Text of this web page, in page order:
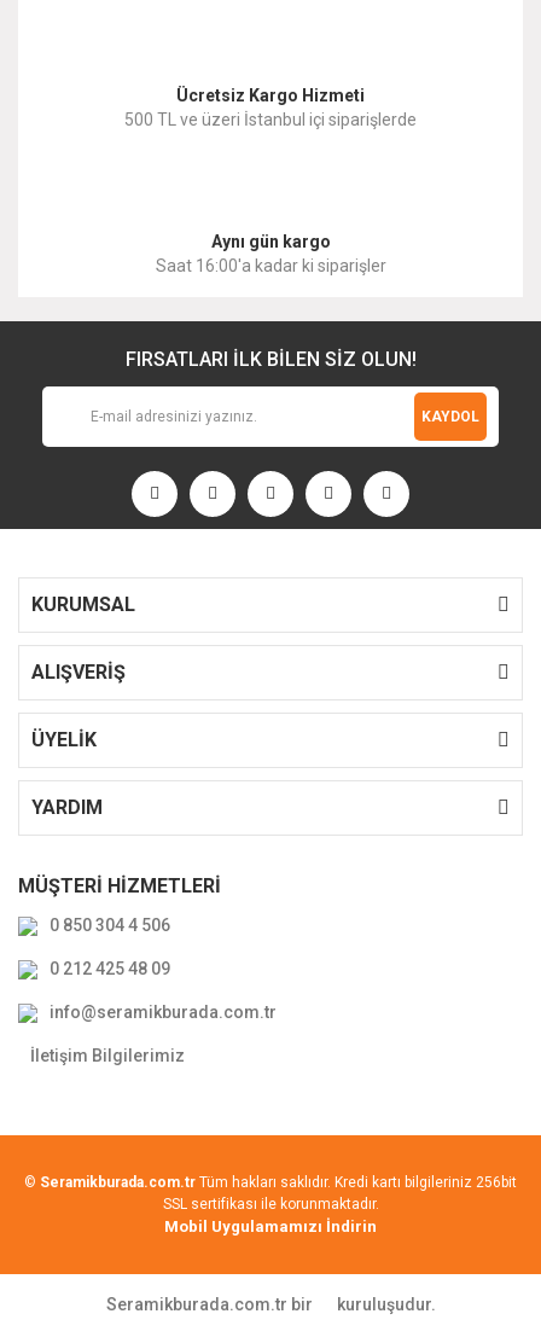
Ücretsiz Kargo Hizmeti
500 TL ve üzeri İstanbul içi siparişlerde
Aynı gün kargo
Saat 16:00'a kadar ki siparişler
FIRSATLARI İLK BİLEN SİZ OLUN!
KAYDOL
KURUMSAL
ALIŞVERİŞ
ÜYELİK
YARDIM
MÜŞTERİ HİZMETLERİ
0 850 304 4 506
0 212 425 48 09
info@seramikburada.com.tr
İletişim Bilgilerimiz
© Seramikburada.com.tr Tüm hakları saklıdır. Kredi kartı bilgileriniz 256bit
SSL sertifikası ile korunmaktadır.
Mobil Uygulamamızı İndirin
Seramikburada.com.tr bir kuruluşudur.